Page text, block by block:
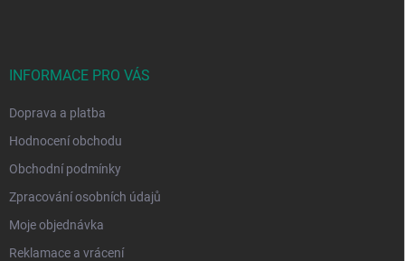
INFORMACE PRO VÁS
Doprava a platba
Hodnocení obchodu
Obchodní podmínky
Zpracování osobních údajů
Moje objednávka
Reklamace a vrácení